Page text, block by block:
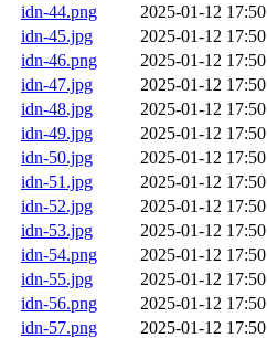
idn-44.png
2025-01-12 17:50
idn-45.jpg
2025-01-12 17:50
idn-46.png
2025-01-12 17:50
idn-47.jpg
2025-01-12 17:50
idn-48.jpg
2025-01-12 17:50
idn-49.jpg
2025-01-12 17:50
idn-50.jpg
2025-01-12 17:50
idn-51.jpg
2025-01-12 17:50
idn-52.jpg
2025-01-12 17:50
idn-53.jpg
2025-01-12 17:50
idn-54.png
2025-01-12 17:50
idn-55.jpg
2025-01-12 17:50
idn-56.png
2025-01-12 17:50
idn-57.png
2025-01-12 17:50